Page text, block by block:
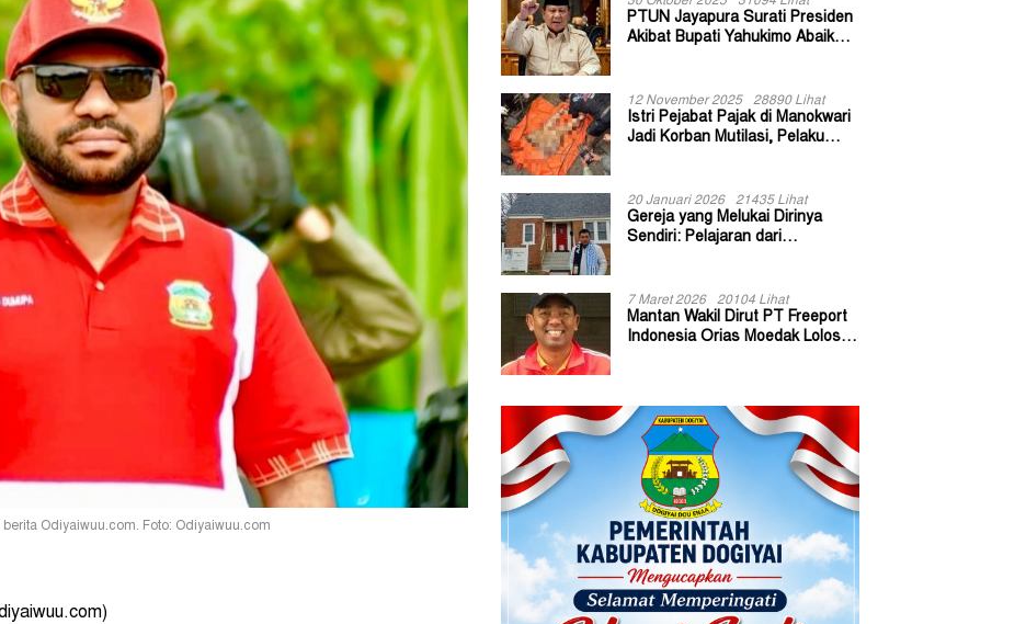
Odiyaiwuu.com. Foto: Odiyaiwuu.com
PTUN Jayapura Surati Presiden
Akibat Bupati Yahukimo Abaikan
12 November 2025 28890 Lihat
Istri Pejabat Pajak di Manokwari
Jadi Korban Mutilasi, Pelaku
20 Januari 2026 21435 Lihat
Gereja yang Melukai Dirinya
Sendiri: Pelajaran dari
7 Maret 2026 20104 Lihat
Mantan Wakil Dirut PT Freeport
Indonesia Orias Moedak Lolos